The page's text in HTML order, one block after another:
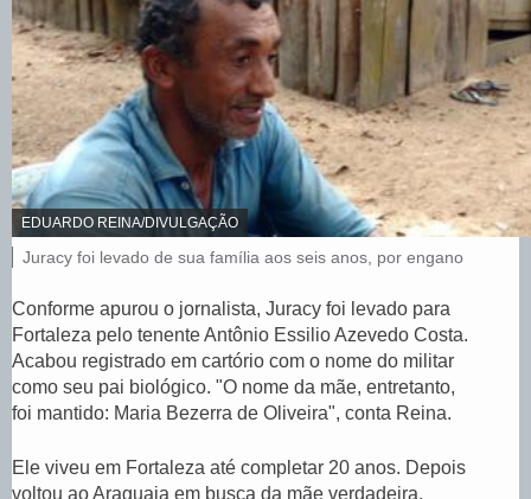
C
R
É
I
T
O
,
EDUARDO REINA/DIVULGAÇÃO
L
g
e
n
d
a
d
o
t
Juracy foi levado de sua família aos seis anos, por engano
Conforme apurou o jornalista, Juracy foi levado para
Fortaleza pelo tenente Antônio Essilio Azevedo Costa.
Acabou registrado em cartório com o nome do militar
como seu pai biológico. "O nome da mãe, entretanto,
foi mantido: Maria Bezerra de Oliveira", conta Reina.
Ele viveu em Fortaleza até completar 20 anos. Depois
voltou ao Araguaia em busca da mãe verdadeira.